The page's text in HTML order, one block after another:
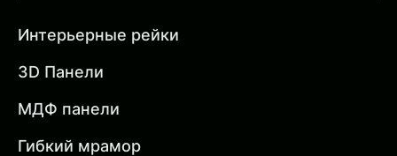
Интерьерные рейки
3D Панели
МДФ панели
Гибкий мрамор